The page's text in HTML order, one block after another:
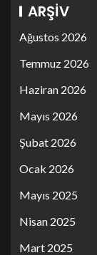
ARŞIV
Ağustos 2026
Temmuz 2026
Haziran 2026
Mayıs 2026
Şubat 2026
Ocak 2026
Mayıs 2025
Nisan 2025
Mart 2025